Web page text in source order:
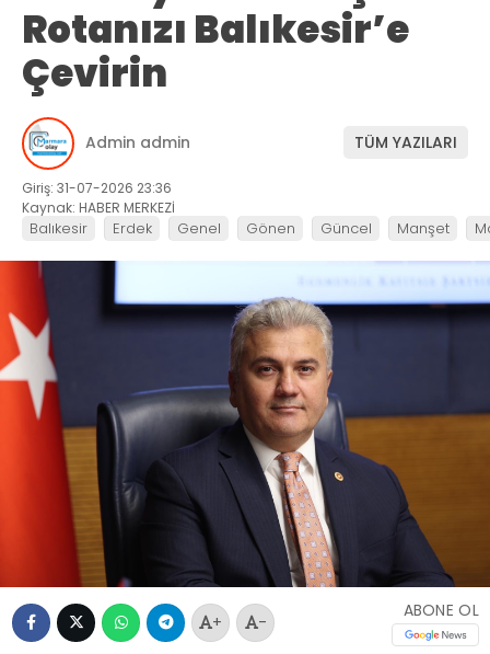
Rotanızı Balıkesir’e
Çevirin
Admin admin TÜM YAZILARI
Giriş: 31-07-2026 23:36
Kaynak: HABER MERKEZİ
Balıkesir Erdek Genel Gönen Güncel Manşet
+ -
ABONE OL